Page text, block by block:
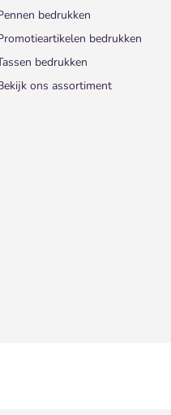
bedrukken
bedrukken
bedrukken
ons assortiment